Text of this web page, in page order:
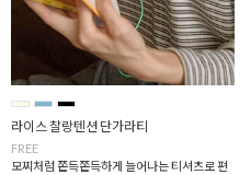
라이스 찰랑텐션 단가라티
FREE
모찌처럼 쫀득쫀득하게 늘어나는 티셔츠로 편